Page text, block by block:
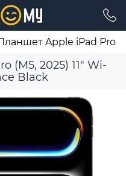
Apple iPad Pro
(M5, 2025) 11" Wi-
Black